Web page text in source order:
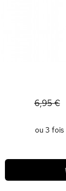
6,95 €